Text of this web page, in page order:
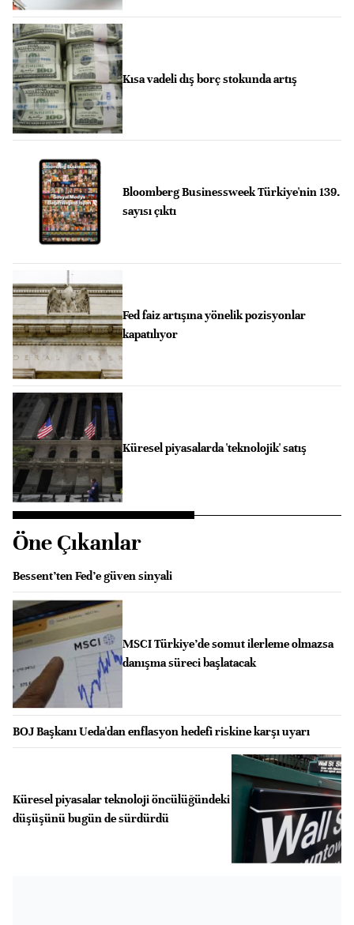
Kısa vadeli dış borç stokunda artış
Bloomberg Businessweek Türkiye'nin 139.
sayısı çıktı
Fed faiz artışına yönelik pozisyonlar
kapatılıyor
Küresel piyasalarda 'teknolojik' satış
Öne Çıkanlar
Bessent’ten Fed’e güven sinyali
MSCI Türkiye’de somut ilerleme olmazsa
danışma süreci başlatacak
BOJ Başkanı Ueda'dan enflasyon hedefi riskine karşı uyarı
Küresel piyasalar teknoloji öncülüğündeki
düşüşünü bugün de sürdürdü